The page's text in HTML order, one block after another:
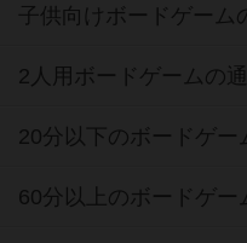
子供向けボードゲーム
2人用ボードゲームの
20分以下のボードゲー
60分以上のボードゲー